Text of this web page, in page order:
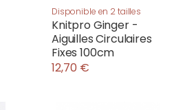
Disponible en 2 tailles
Knitpro Ginger -
Aiguilles Circulaires
Fixes 100cm
12,70 €